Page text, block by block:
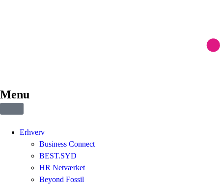
Menu
Erhverv
Business Connect
BEST.SYD
HR Netværket
Beyond Fossil